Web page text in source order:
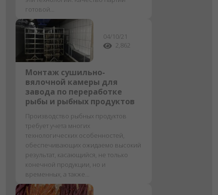
готовой...
04/10/21
2,862
Монтаж сушильно-
вялочной камеры для
завода по переработке
рыбы и рыбных продуктов
Производство рыбных продуктов
требует учета многих
технологических особенностей,
обеспечивающих ожидаемо высокий
результат, касающийся, не только
конечной продукции, но и
временных, а также...